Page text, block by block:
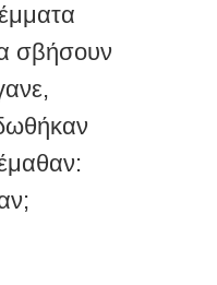
σβήσουν